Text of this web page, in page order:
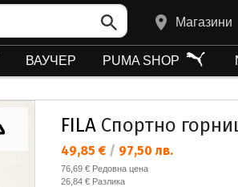
Магазини
ВАУЧЕР PUMA SHOP
FILA Спортно
Текуща цена:
49,85 € / 97,50 лв.
Редовна цена:
76,69 € Редовна цена
Спестявате:
26,84 € Разлика